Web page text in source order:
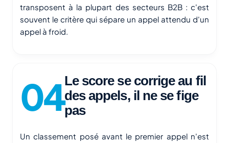
transposent à la plupart des secteurs B2B : c'est
souvent le critère qui sépare un appel attendu d'un
appel à froid.
Le score se corrige au fil
des appels, il ne se fige
pas
Un classement posé avant le premier appel n'est